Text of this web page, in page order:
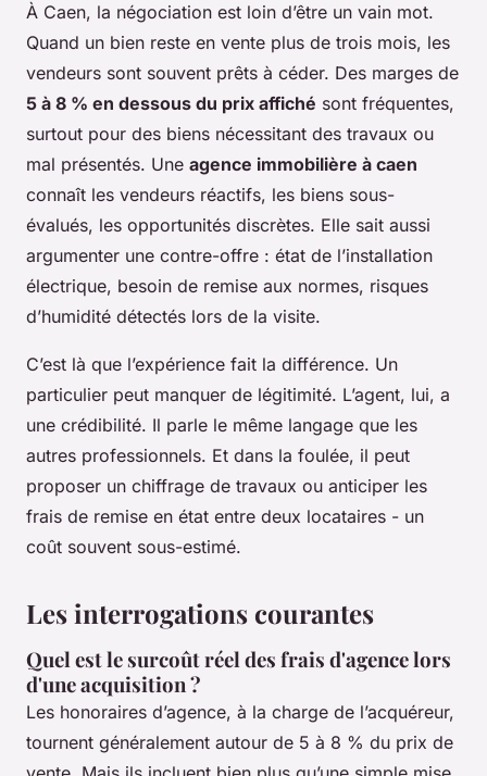
À Caen, la négociation est loin d’être un vain mot.
Quand un bien reste en vente plus de trois mois, les
vendeurs sont souvent prêts à céder. Des marges de
5 à 8 % en dessous du prix affiché sont fréquentes,
surtout pour des biens nécessitant des travaux ou
mal présentés. Une agence immobilière à caen
connaît les vendeurs réactifs, les biens sous-
évalués, les opportunités discrètes. Elle sait aussi
argumenter une contre-offre : état de l’installation
électrique, besoin de remise aux normes, risques
d’humidité détectés lors de la visite.
C’est là que l’expérience fait la différence. Un
particulier peut manquer de légitimité. L’agent, lui, a
une crédibilité. Il parle le même langage que les
autres professionnels. Et dans la foulée, il peut
proposer un chiffrage de travaux ou anticiper les
frais de remise en état entre deux locataires - un
coût souvent sous-estimé.
Les interrogations courantes
Quel est le surcoût réel des frais d'agence lors
d'une acquisition ?
Les honoraires d’agence, à la charge de l’acquéreur,
tournent généralement autour de 5 à 8 % du prix de